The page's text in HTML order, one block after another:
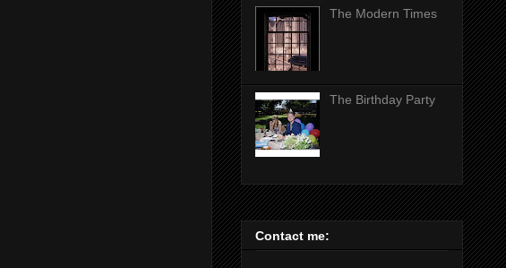
The Modern Times
The Birthday Party
Contact me: